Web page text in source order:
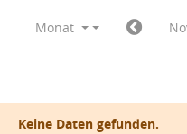
Monat
Keine Daten gefunden.